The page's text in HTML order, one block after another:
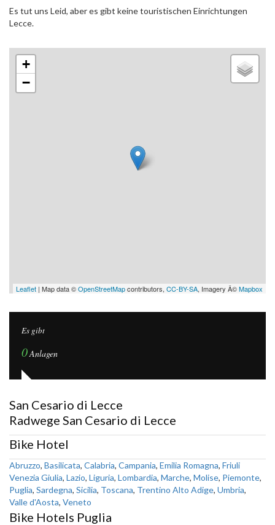
Es tut uns Leid, aber es gibt keine touristischen Einrichtungen
Lecce.
+
−
Leaflet | Map data ©OpenStreetMapcontributors, CC-BY-SA, Imagery Â©Mapbox
Es gibt
0Anlagen
San Cesario di Lecce
Radwege San Cesario di Lecce
Bike Hotel
Abruzzo, Basilicata, Calabria, Campania, Emilia Romagna, Friuli
Venezia Giulia, Lazio, Liguria, Lombardia, Marche, Molise, Piemonte,
Puglia, Sardegna, Sicilia, Toscana, Trentino Alto Adige, Umbria,
Valle d'Aosta, Veneto
Bike Hotels Puglia